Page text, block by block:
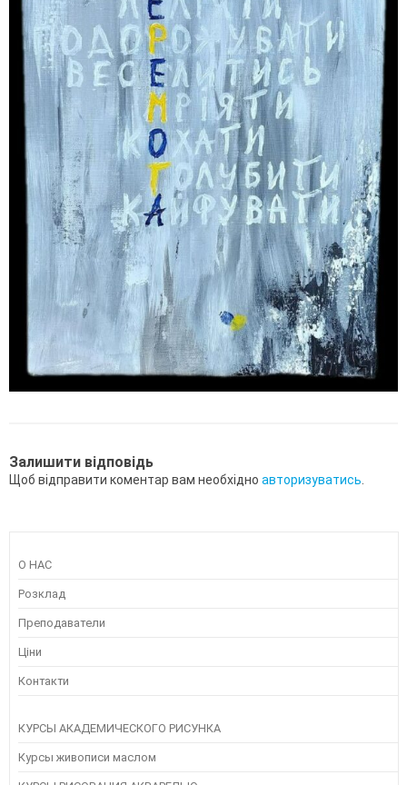
Залишити відповідь
Щоб відправити коментар вам необхідно авторизуватись.
О НАС
Розклад
Преподаватели
Ціни
Контакти
КУРСЫ АКАДЕМИЧЕСКОГО РИСУНКА
Курсы живописи маслом